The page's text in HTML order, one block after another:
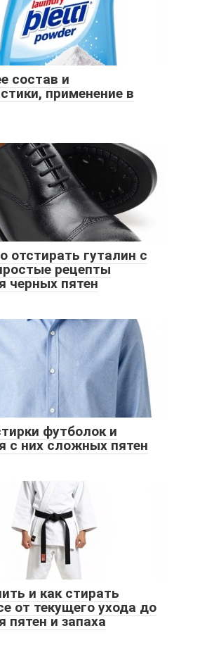
состав и
применение в
отстирать гуталин с
рецепты
черных пятен
футболок и
с них сложных пятен
и как стирать
от текущего ухода до
пятен и запаха